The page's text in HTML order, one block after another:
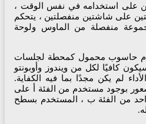
استخدامه في نفس الوقت ،
شاشتين منفصلتين ، يتحكم
منفصلة من الماوس ولوحة
حاسوب محمول كمحطة لجلسات
لكل من ويندوز وأوبونتو
يكن مجدًا بما فيه الكفاية.
مستخدم من الفئة أ على
الفئة ب ، المستخدم بسطح